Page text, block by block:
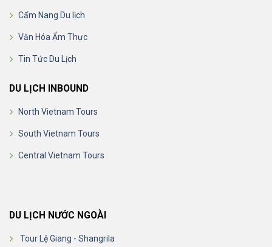
Cẩm Nang Du lịch
Văn Hóa Ẩm Thực
Tin Tức Du Lịch
DU LỊCH INBOUND
North Vietnam Tours
South Vietnam Tours
Central Vietnam Tours
DU LỊCH NƯỚC NGOÀI
Tour Lệ Giang - Shangrila